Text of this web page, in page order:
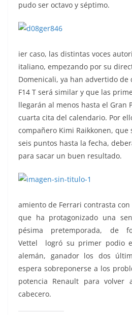
pudo ser octavo y séptimo.
ier caso, las distintas voces
italiano, empezando por su
Domenicali, ya han advertido
F14 T será similar y que las
llegarán al menos hasta el Gran
cuarta cita del calendario. Por
compañero Kimi Raikkonen,
seis puntos hasta la fecha,
para sacar un buen resultado.
amiento de Ferrari contrasta
que ha protagonizado una
pésima pretemporada, de
Vettel logró su primer podio
alemán, ganador los dos
espera sobreponerse a los
potencia Renault para
cabecero.